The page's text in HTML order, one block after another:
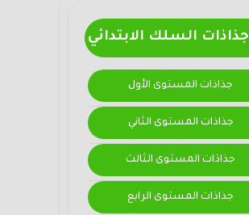
جذاذات السلك الابتدائي
جذاذات المستوى الأول
جذاذات المستوى الثاني
جذاذات المستوى الثالث
جذاذات المستوى الرابع